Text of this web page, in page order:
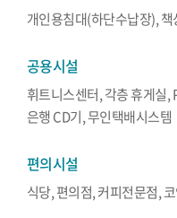
개인용침대(하단수납장),
공용시설
휘트니스센터, 각층 휴게실,
은행 CD기, 무인택배시스템
편의시설
식당, 편의점, 커피전문점,